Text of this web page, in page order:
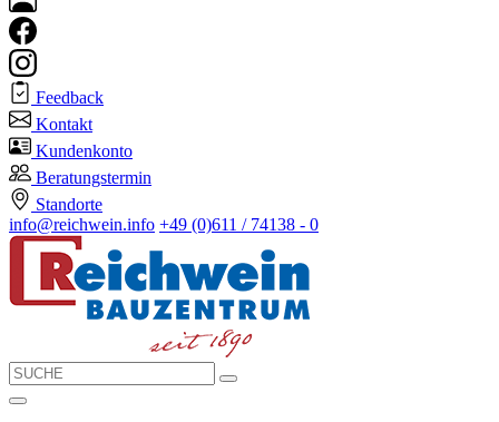
Feedback
Kontakt
Kundenkonto
Beratungstermin
Standorte
info@reichwein.info +49 (0)611 / 74138 - 0